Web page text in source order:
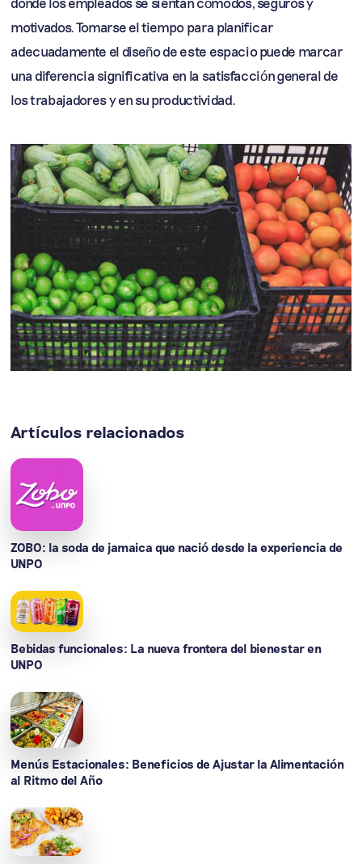
motivados. Tomarse el tiempo para planificar
adecuadamente el diseño de este espacio puede marcar
una diferencia significativa en la satisfacción general de
los trabajadores y en su productividad.
Artículos relacionados
ZOBO: la soda de jamaica que nació desde la experiencia de
UNPO
Bebidas funcionales: La nueva frontera del bienestar en
UNPO
Menús Estacionales: Beneficios de Ajustar la Alimentación
al Ritmo del Año